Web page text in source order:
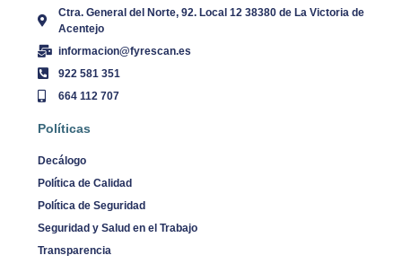
Ctra. General del Norte, 92. Local 12 38380 de La Victoria de
Acentejo
informacion@fyrescan.es
922 581 351
664 112 707
Políticas
Decálogo
Política de Calidad
Política de Seguridad
Seguridad y Salud en el Trabajo
Transparencia